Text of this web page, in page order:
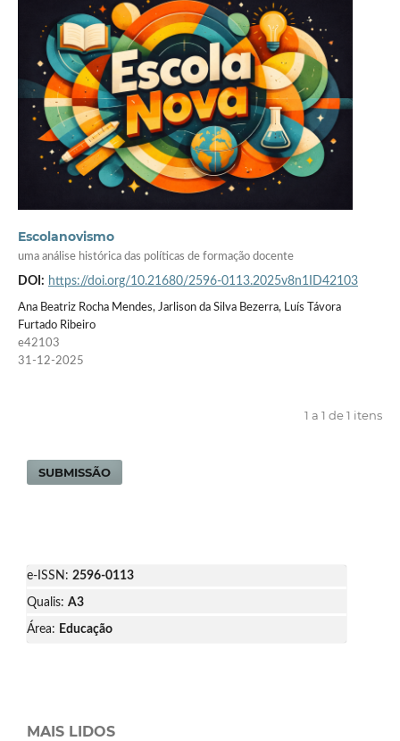
Escolanovismo
uma análise histórica das políticas de formação docente
DOI: https://doi.org/10.21680/2596-0113.2025v8n1ID42103
Ana Beatriz Rocha Mendes, Jarlison da Silva Bezerra, Luís Távora
Furtado Ribeiro
e42103
31-12-2025
1 a 1 de 1 itens
SUBMISSÃO
e-ISSN: 2596-0113
Qualis: A3
Área: Educação
MAIS LIDOS